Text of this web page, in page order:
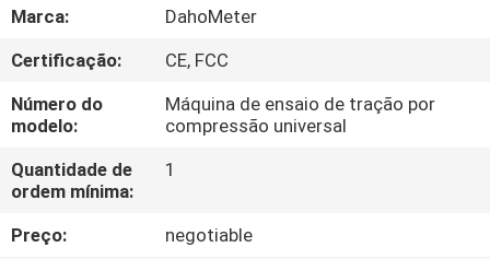
EXCURSÃO
DA
FÁBRICA
CONTROLE
DA
QUALIDADE
Marca:
DahoMeter
Certificação:
CE, FCC
Número do
modelo:
Máquina de ensaio de tração por
compressão universal
Quantidade de
ordem mínima:
1
Preço:
negotiable